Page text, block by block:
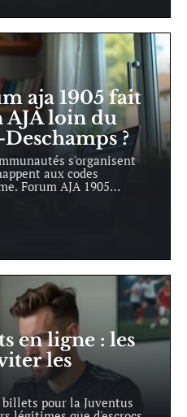
aja 1905 fait
AJA loin du
Deschamps ?
s'organisent
aux codes
Forum AJA 1905…
en ligne : les
les
billets pour la Juventus